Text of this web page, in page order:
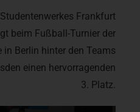
Frankfurt
beim Fußball-Turnier der
in Berlin hinter den Teams
einen hervorragenden
3. Platz.